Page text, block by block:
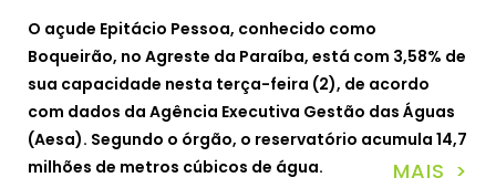
O açude Epitácio Pessoa, conhecido como
Boqueirão, no Agreste da Paraíba, está com 3,58% de
sua capacidade nesta terça-feira (2), de acordo
com dados da Agência Executiva Gestão das Águas
(Aesa). Segundo o órgão, o reservatório acumula 14,7
milhões de metros cúbicos de água.
MAIS >